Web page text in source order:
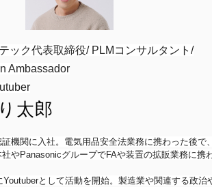
ック代表取締役/ PLMコンサルタント/
Ambassador
太郎
機関に入社。 電気用品安全法業務に携わった後で
社やPanasonicグループでFAや装置の拡販業務に携
として活動を開始。 製造業や関連する政治